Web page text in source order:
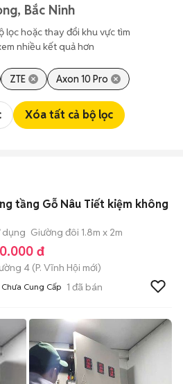
Bắc Ninh
lọc hoặc thay đổi khu vực tìm
nhiều kết quả hơn
ZTE Axon 10 Pro
Xóa tất cả bộ lọc
tầng Gỗ Nâu Tiết kiệm không
dụng Giường đôi 1.8m x 2m
đ
4 (P. Vĩnh Hội mới)
Cung Cấp 1 đã bán